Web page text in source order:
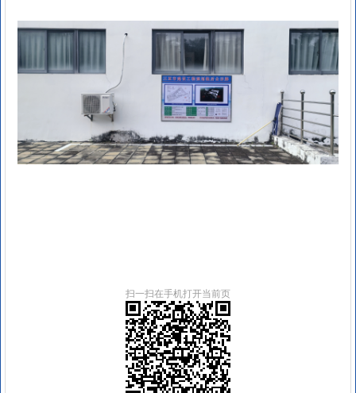
扫一扫在手机打开当前页